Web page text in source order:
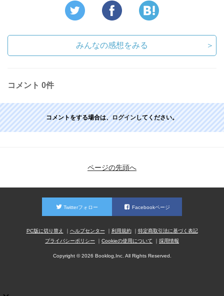
みんなの感想をみる ＞
コメント 0件
コメントをする場合は、ログインしてください。
ページの先頭へ
Twitterフォロー Facebookページ
PC版に切り替え ヘルプセンター 利用規約
特定商取引法に基づく表記
プライバシーポリシー
Cookieの使用について 採用情報
Copyright © 2026 Booklog,Inc. All Rights Reserved.